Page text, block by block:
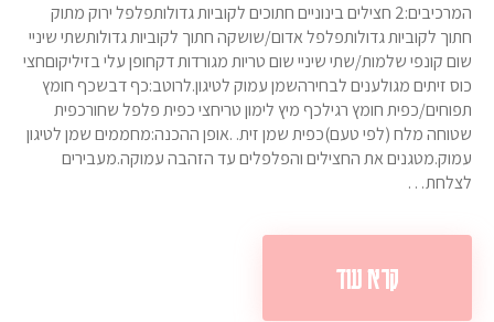
המרכיבים:2 חצילים בינוניים חתוכים לקוביות גדולותפלפל ירוק מתוק
חתוך לקוביות גדולותפלפל אדום/שושקה חתוך לקוביות גדולותשתי שיניי
שום קונפי שלמות/שתי שיניי שום טריות מגורדות דקחופן עלי בזיליקוםחצי
כוס זיתים מגולענים לבחירהשמן עמוק לטיגון.לרוטב:כף דבשכף חומץ
תפוחים/כפית חומץ רגילכף מיץ לימון טריחצי כפית פלפל שחורכפית
שטוחה מלח (לפי טעם)כפית שמן זית. .אופן ההכנה:מחממים שמן לטיגון
עמוק.מטגנים את החצילים והפלפלים עד הזהבה עמוקה.מעבירים
לצלחת…
קרא עוד